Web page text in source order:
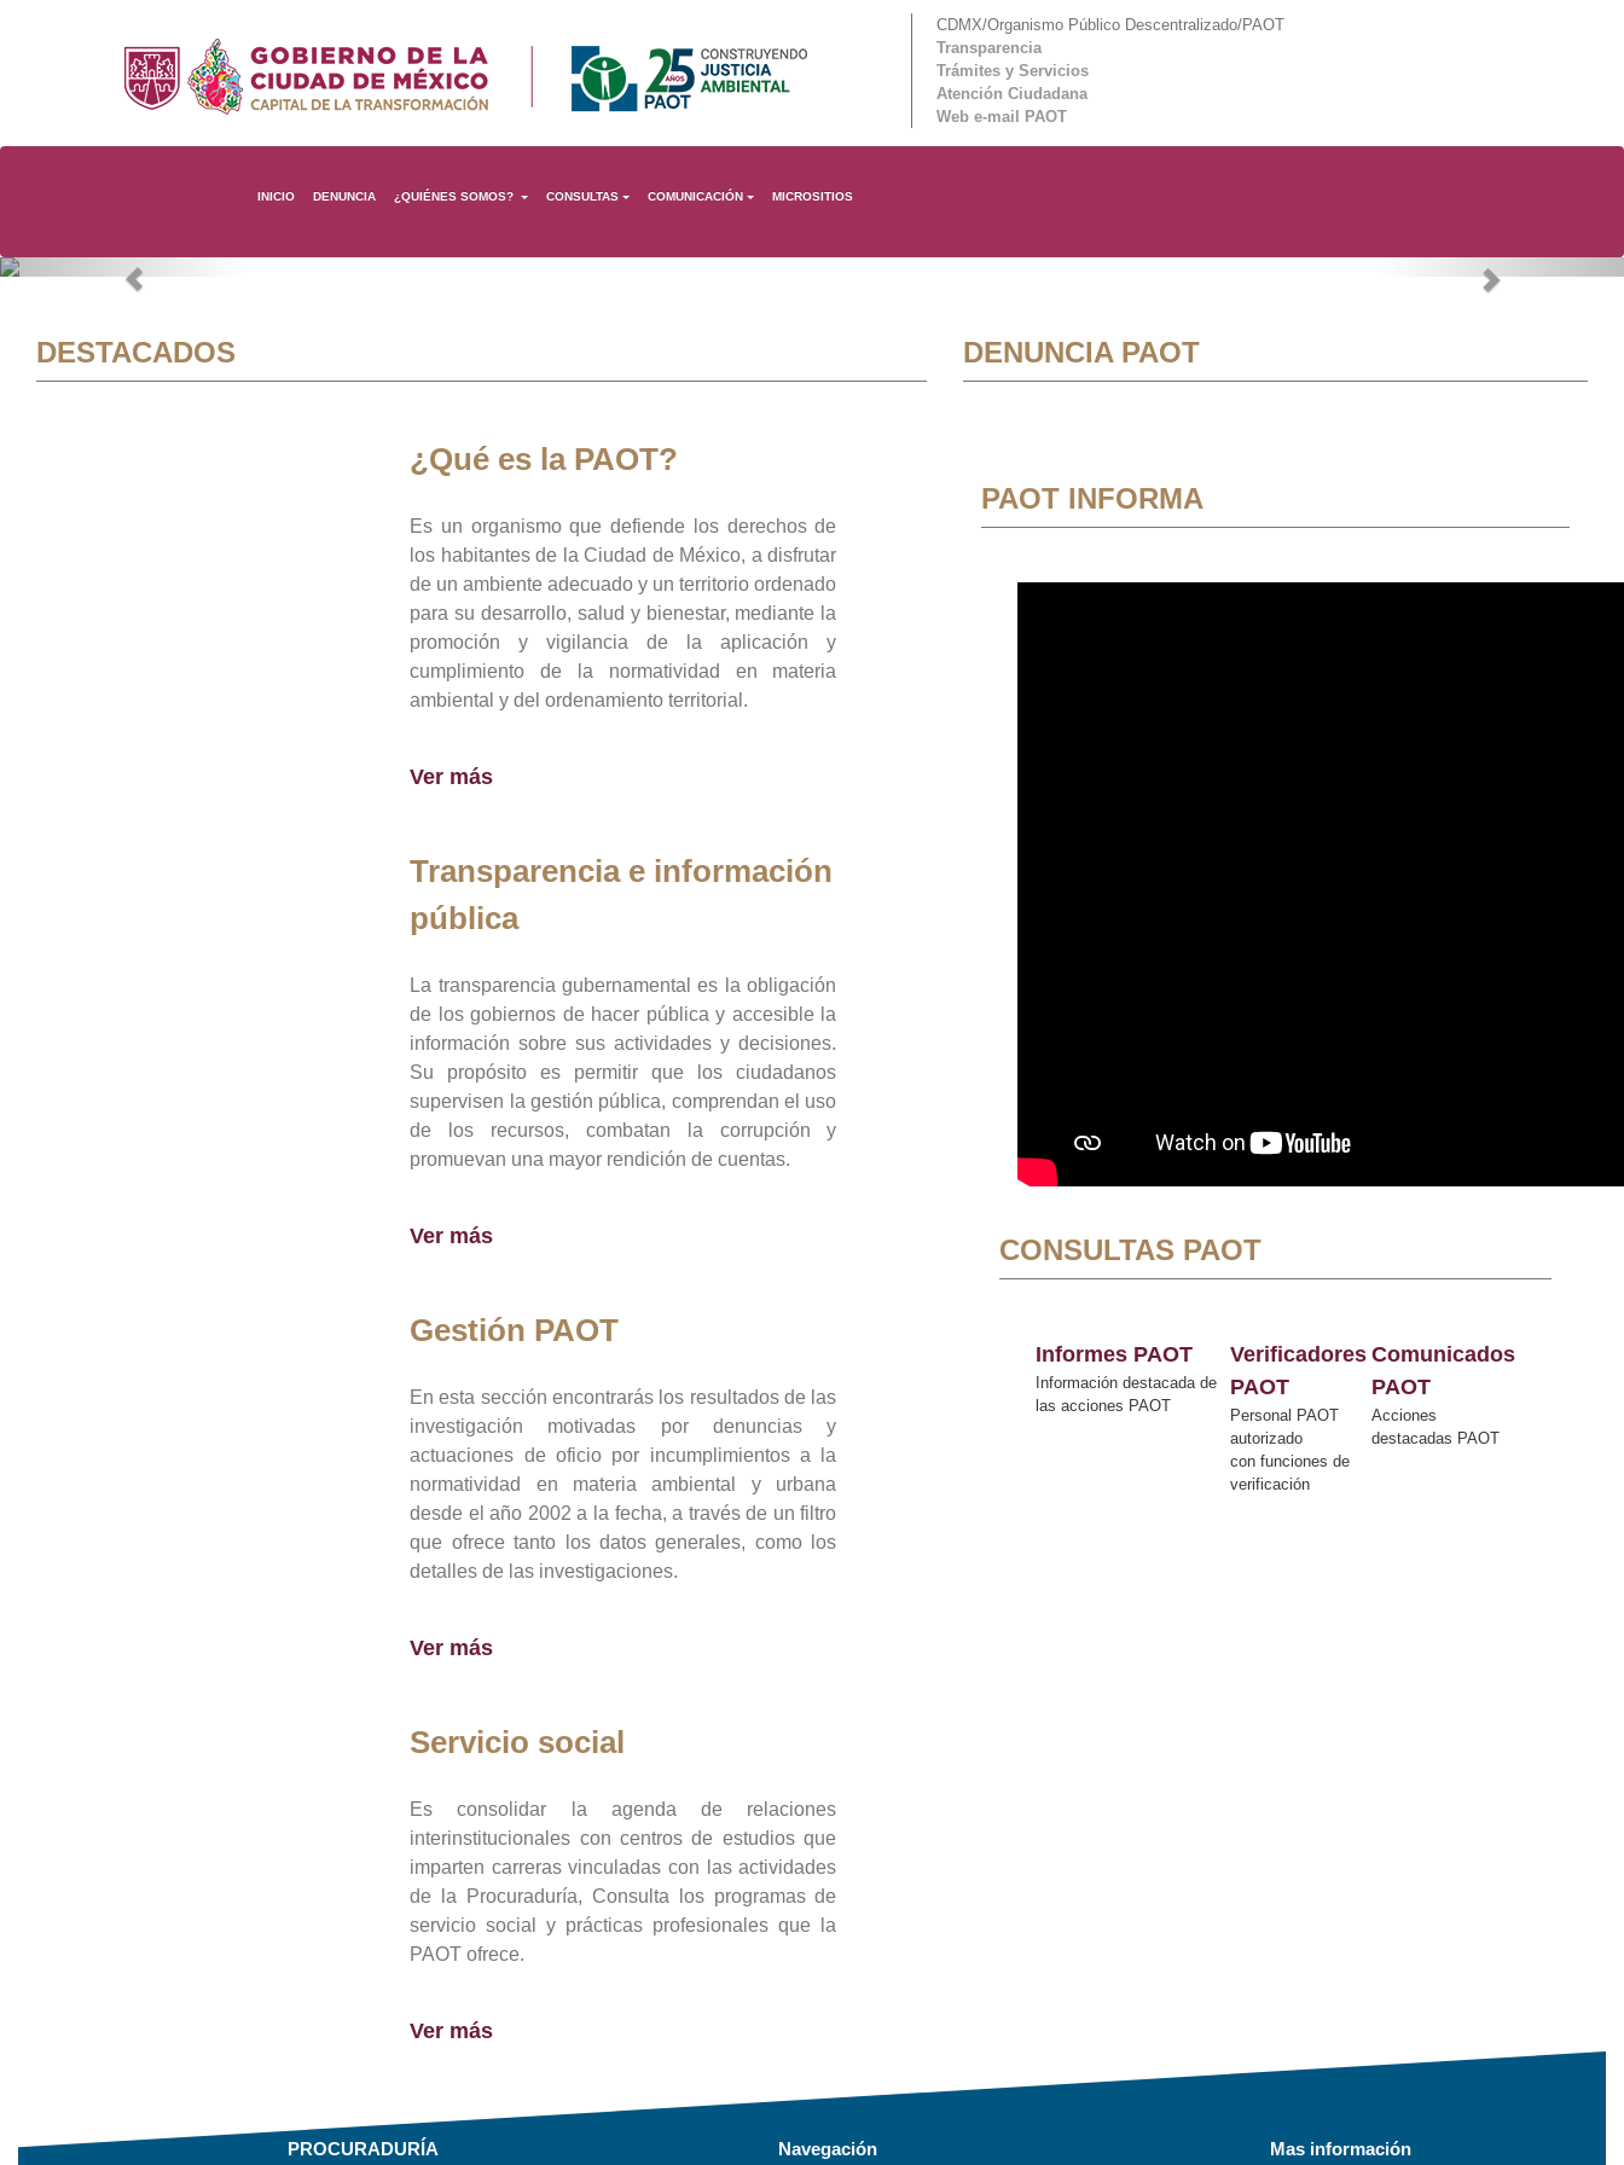
CDMX/Organismo Público Descentralizado/PAOT
Transparencia
Trámites y Servicios
Atención Ciudadana
Web e-mail PAOT
INICIO DENUNCIA ¿QUIÉNES SOMOS? CONSULTAS COMUNICACIÓN MICROSITIOS
Previous Next
DESTACADOS
¿Qué es la PAOT?
Es un organismo que defiende los derechos de
los habitantes de la Ciudad de México, a disfrutar
de un ambiente adecuado y un territorio ordenado
para su desarrollo, salud y bienestar, mediante la
promoción y vigilancia de la aplicación y
cumplimiento de la normatividad en materia
ambiental y del ordenamiento territorial.
Ver más
Transparencia e información
pública
La transparencia gubernamental es la obligación
de los gobiernos de hacer pública y accesible la
información sobre sus actividades y decisiones.
Su propósito es permitir que los ciudadanos
supervisen la gestión pública, comprendan el uso
de los recursos, combatan la corrupción y
promuevan una mayor rendición de cuentas.
Ver más
Gestión PAOT
En esta sección encontrarás los resultados de las
investigación motivadas por denuncias y
actuaciones de oficio por incumplimientos a la
normatividad en materia ambiental y urbana
desde el año 2002 a la fecha, a través de un filtro
que ofrece tanto los datos generales, como los
detalles de las investigaciones.
Ver más
Servicio social
Es consolidar la agenda de relaciones
interinstitucionales con centros de estudios que
imparten carreras vinculadas con las actividades
de la Procuraduría, Consulta los programas de
servicio social y prácticas profesionales que la
PAOT ofrece.
Ver más
DENUNCIA PAOT
PAOT INFORMA
CONSULTAS PAOT
Informes PAOT
Información destacada de
las acciones PAOT
Verificadores
PAOT
Personal PAOT
autorizado
con funciones de
verificación
Comunicados
PAOT
Acciones
destacadas PAOT
PROCURADURÍA Navegación Mas información